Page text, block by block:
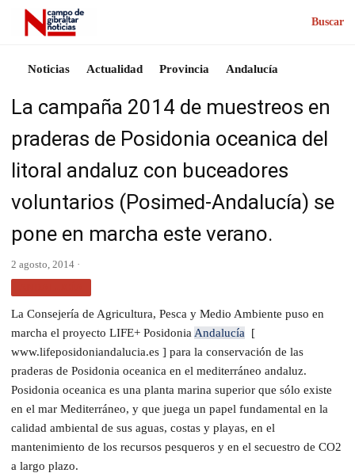
Buscar
Noticias Actualidad Provincia Andalucía
La campaña 2014 de muestreos en
praderas de Posidonia oceanica del
litoral andaluz con buceadores
voluntarios (Posimed-Andalucía) se
pone en marcha este verano.
2 agosto, 2014 ·
La Consejería de Agricultura, Pesca y Medio Ambiente puso en
marcha el proyecto LIFE+ Posidonia Andalucía [
www.lifeposidoniandalucia.es ] para la conservación de las
praderas de Posidonia oceanica en el mediterráneo andaluz.
Posidonia oceanica es una planta marina superior que sólo existe
en el mar Mediterráneo, y que juega un papel fundamental en la
calidad ambiental de sus aguas, costas y playas, en el
mantenimiento de los recursos pesqueros y en el secuestro de CO2
a largo plazo.